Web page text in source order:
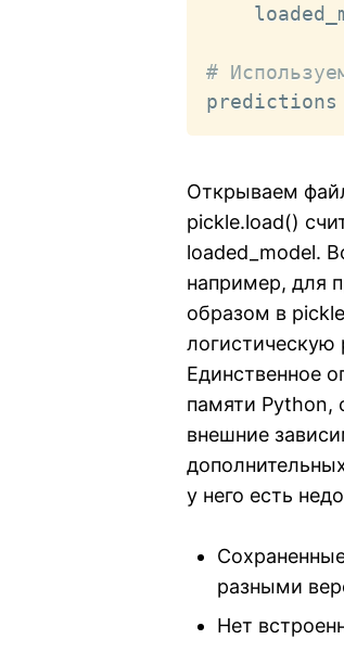
#
predictions
Открываем
pickle.load()
loaded_model.
например, для
образом в
логистическую
Единственное
памяти Python,
внешние
у него есть
разными
Нет